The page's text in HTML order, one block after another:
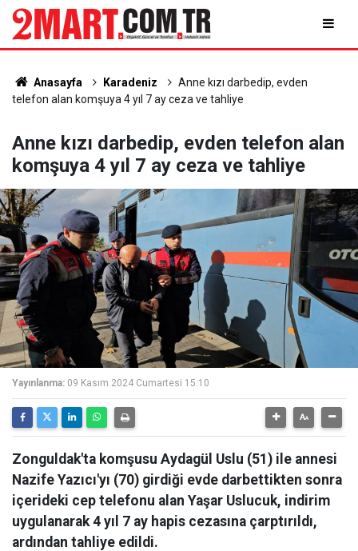
Anasayfa Karadeniz
Anne kızı darbedip, evden
telefon alan komşuya 4 yıl 7 ay ceza ve tahliye
Anne kızı darbedip, evden telefon alan
komşuya 4 yıl 7 ay ceza ve tahliye
Yayınlanma: 09 Kasım 2024 Cumartesi 15:10
Zonguldak'ta komşusu Aydagül Uslu (51) ile annesi
Nazife Yazıcı'yı (70) girdiği evde darbettikten sonra
içerideki cep telefonu alan Yaşar Uslucuk, indirim
uygulanarak 4 yıl 7 ay hapis cezasına çarptırıldı,
ardından tahliye edildi.